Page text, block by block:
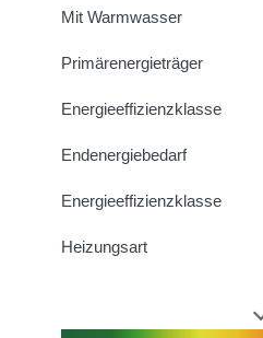
Mit Warmwasser
Primärenergieträger
Energieeffizienzklasse
Endenergiebedarf
Energieeffizienzklasse
Heizungsart